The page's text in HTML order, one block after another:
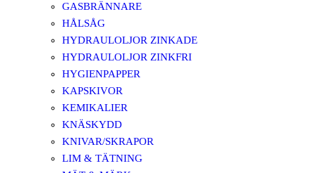
GASBRÄNNARE
HÅLSÅG
HYDRAULOLJOR ZINKADE
HYDRAULOLJOR ZINKFRI
HYGIENPAPPER
KAPSKIVOR
KEMIKALIER
KNÄSKYDD
KNIVAR/SKRAPOR
LIM & TÄTNING